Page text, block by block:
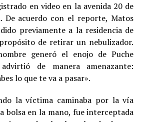
en video en la avenida 20 de
De acuerdo con el reporte, Matos
previamente a la residencia de
de retirar un nebulizador.
generó el enojo de Puche
de manera amenazante:
lo que te va a pasar».
la víctima caminaba por la vía
bolsa en la mano, fue interceptada